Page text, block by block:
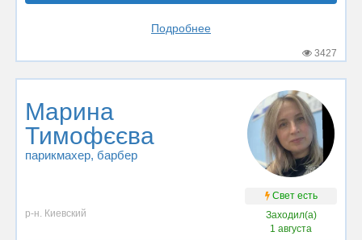
Подробнее
3427
Марина
Тимофєєва
парикмахер, барбер
Свет есть
р-н. Киевский
Заходил(а)
1 августа